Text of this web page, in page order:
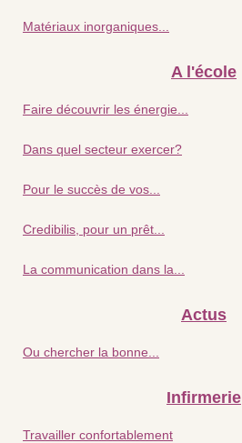
Matériaux inorganiques...
A l'école
Faire découvrir les énergie...
Dans quel secteur exercer?
Pour le succès de vos...
Credibilis, pour un prêt...
La communication dans la...
Actus
Ou chercher la bonne...
Infirmerie
Travailler confortablement